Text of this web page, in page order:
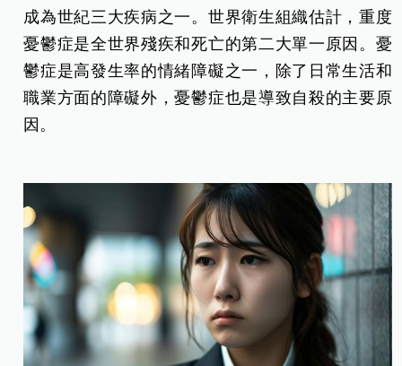
成為世紀三大疾病之一。世界衛生組織估計，重度
憂鬱症是全世界殘疾和死亡的第二大單一原因。憂
鬱症是高發生率的情緒障礙之一，除了日常生活和
職業方面的障礙外，憂鬱症也是導致自殺的主要原
因。